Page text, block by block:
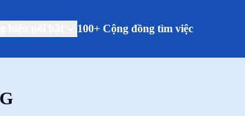
100+ Cộng đồng tìm việc